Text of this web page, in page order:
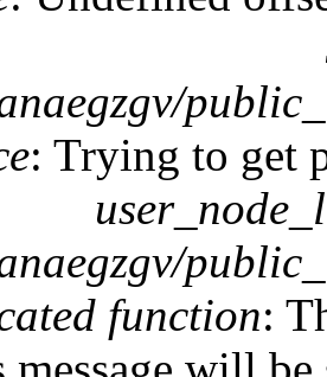
: Trying to get
function: